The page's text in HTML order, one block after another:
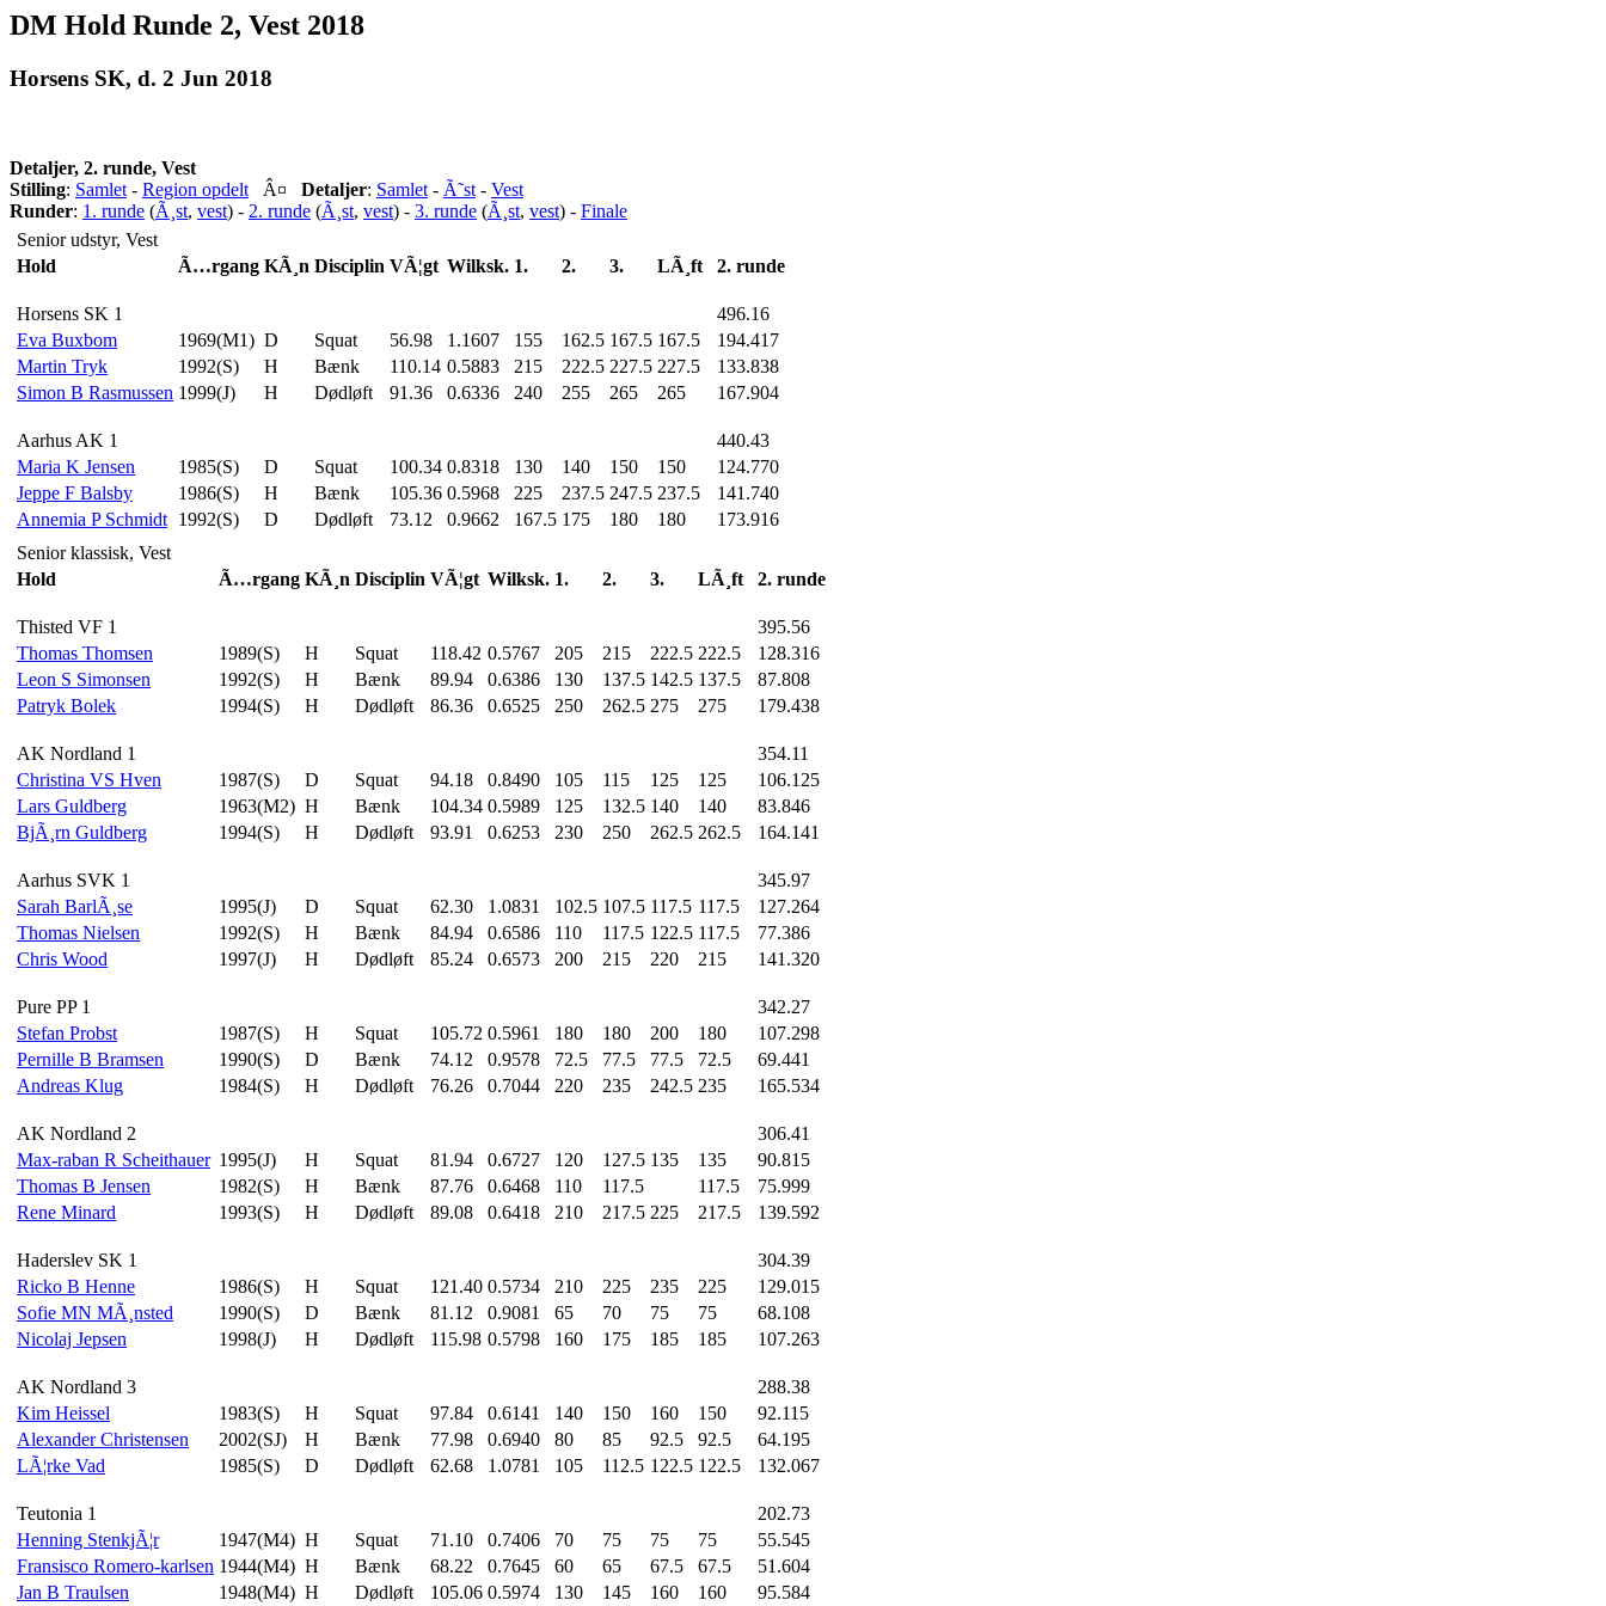
DM Hold Runde 2, Vest 2018
Horsens SK, d. 2 Jun 2018
Detaljer, 2. runde, Vest
Stilling: Samlet - Region opdelt Â¤ Detaljer: Samlet - Ã˜st - Vest
Runder: 1. runde (Ã¸st, vest) - 2. runde (Ã¸st, vest) - 3. runde (Ã¸st, vest) - Finale
Senior udstyr, Vest
Hold
Ã…rgang KÃ¸n Disciplin VÃ¦gt Wilksk. 1. 2. 3. LÃ¸ft 2. runde
Horsens SK 1
496.16
Eva Buxbom
1969(M1) D Squat 56.98 1.1607 155 162.5 167.5 167.5
194.417
Martin Tryk
1992(S) H Bænk 110.14 0.5883 215 222.5 227.5 227.5
133.838
Simon B Rasmussen 1999(J) H Dødløft 91.36 0.6336 240 255 265 265 167.904
Aarhus AK 1
440.43
Maria K Jensen
1985(S) D Squat 100.34 0.8318 130 140 150 150
124.770
Jeppe F Balsby
1986(S) H Bænk 105.36 0.5968 225 237.5 247.5 237.5
141.740
Annemia P Schmidt 1992(S) D Dødløft 73.12 0.9662 167.5 175 180 180
173.916
Senior klassisk, Vest
Hold
Ã…rgang KÃ¸n Disciplin VÃ¦gt Wilksk. 1. 2. 3. LÃ¸ft 2. runde
Thisted VF 1
395.56
Thomas Thomsen
1989(S) H Squat 118.42 0.5767 205 215 222.5 222.5
128.316
Leon S Simonsen
1992(S) H Bænk 89.94 0.6386 130 137.5 142.5 137.5
87.808
Patryk Bolek
1994(S) H Dødløft 86.36 0.6525 250 262.5 275 275 179.438
AK Nordland 1
354.11
Christina VS Hven
1987(S) D Squat 94.18 0.8490 105 115 125 125
106.125
Lars Guldberg
1963(M2) H Bænk 104.34 0.5989 125 132.5 140 140
83.846
BjÃ¸rn Guldberg
1994(S) H Dødløft 93.91 0.6253 230 250 262.5 262.5 164.141
Aarhus SVK 1
345.97
Sarah BarlÃ¸se
1995(J) D Squat 62.30 1.0831 102.5 107.5 117.5 117.5
127.264
Thomas Nielsen
1992(S) H Bænk 84.94 0.6586 110 117.5 122.5 117.5
77.386
Chris Wood
1997(J) H Dødløft 85.24 0.6573 200 215 220 215 141.320
Pure PP 1
342.27
Stefan Probst
1987(S) H Squat 105.72 0.5961 180 180 200 180
107.298
Pernille B Bramsen
1990(S) D Bænk 74.12 0.9578 72.5 77.5 77.5 72.5
69.441
Andreas Klug
1984(S) H Dødløft 76.26 0.7044 220 235 242.5 235 165.534
AK Nordland 2
306.41
Max-raban R Scheithauer 1995(J) H Squat 81.94 0.6727 120 127.5 135 135
90.815
Thomas B Jensen
1982(S) H Bænk 87.76 0.6468 110 117.5 117.5
75.999
Rene Minard
1993(S) H Dødløft 89.08 0.6418 210 217.5 225 217.5 139.592
Haderslev SK 1
304.39
Ricko B Henne
1986(S) H Squat 121.40 0.5734 210 225 235 225
129.015
Sofie MN MÃ¸nsted
1990(S) D Bænk 81.12 0.9081 65 70 75 75
68.108
Nicolaj Jepsen
1998(J) H Dødløft 115.98 0.5798 160 175 185 185 107.263
AK Nordland 3
288.38
Kim Heissel
1983(S) H Squat 97.84 0.6141 140 150 160 150
92.115
Alexander Christensen
2002(SJ) H Bænk 77.98 0.6940 80 85 92.5 92.5
64.195
LÃ¦rke Vad
1985(S) D Dødløft 62.68 1.0781 105 112.5 122.5 122.5 132.067
Teutonia 1
202.73
Henning StenkjÃ¦r
1947(M4) H Squat 71.10 0.7406 70 75 75 75
55.545
Fransisco Romero-karlsen 1944(M4) H Bænk 68.22 0.7645 60 65 67.5 67.5
51.604
Jan B Traulsen
1948(M4) H Dødløft 105.06 0.5974 130 145 160 160 95.584